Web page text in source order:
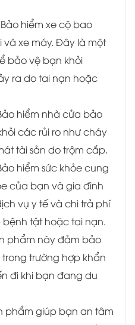
hiểm xe cộ bao
xe máy. Đây là một
bảo vệ bạn khỏi
ra do tai nạn hoặc
hiểm nhà cửa bảo
các rủi ro như cháy
tài sản do trộm cắp.
hiểm sức khỏe cung
của bạn và gia đình
vụ y tế và chi trả phí
tật hoặc tai nạn.
phẩm này đảm bảo
trường hợp khẩn
đi khi bạn đang du
phẩm giúp bạn an tâm